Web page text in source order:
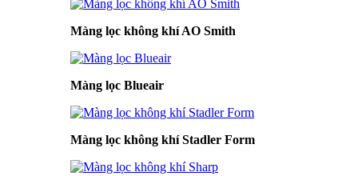
Màng lọc không khí AO Smith
Màng lọc Blueair
Màng lọc không khí Stadler Form